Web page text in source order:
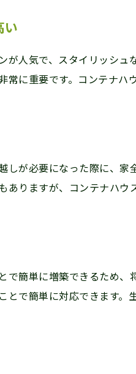
い
が人気で、スタイリッシ
常に重要です。コンテナ
しが必要になった際に、
ありますが、コンテナハ
で簡単に増築できるため
とで簡単に対応できます